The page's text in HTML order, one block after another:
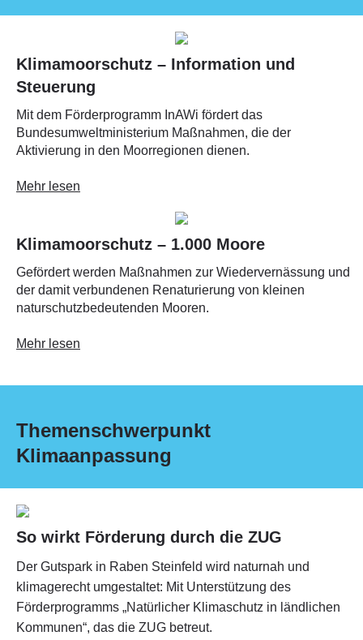
Klimamoorschutz – Information und
Steuerung
Mit dem Förderprogramm InAWi fördert das
Bundesumweltministerium Maßnahmen, die der
Aktivierung in den Moorregionen dienen.
Mehr lesen
Klimamoorschutz – 1.000 Moore
Gefördert werden Maßnahmen zur Wiedervernässung und
der damit verbundenen Renaturierung von kleinen
naturschutzbedeutenden Mooren.
Mehr lesen
Themenschwerpunkt
Klimaanpassung
So wirkt Förderung durch die ZUG
Der Gutspark in Raben Steinfeld wird naturnah und
klimagerecht umgestaltet: Mit Unterstützung des
Förderprogramms „Natürlicher Klimaschutz in ländlichen
Kommunen“, das die ZUG betreut.